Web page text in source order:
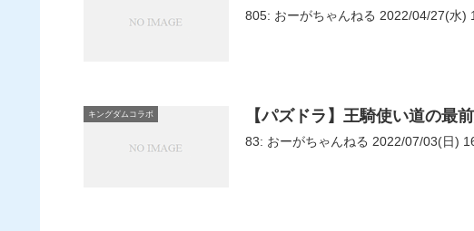
キングダムコラボ 【パズドラ】王騎使い道の最